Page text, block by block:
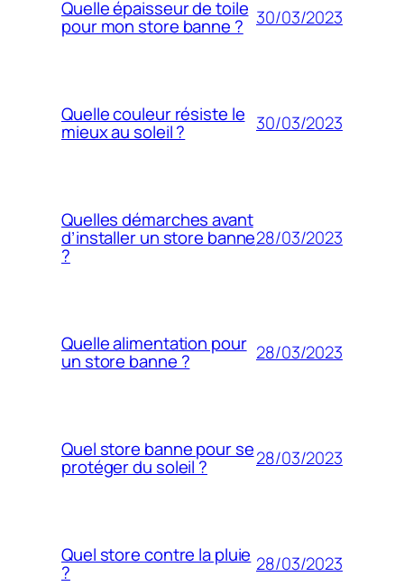
Quelle épaisseur de toile
pour mon store banne ? 30/03/2023
Quelle couleur résiste le
mieux au soleil ? 30/03/2023
Quelles démarches avant
d’installer un store banne
?
28/03/2023
Quelle alimentation pour
un store banne ? 28/03/2023
Quel store banne pour se
protéger du soleil ? 28/03/2023
Quel store contre la pluie
? 28/03/2023